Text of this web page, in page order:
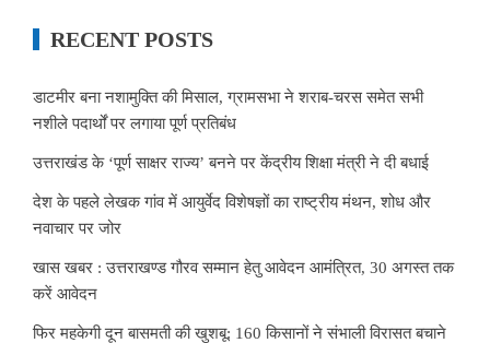
RECENT POSTS
डाटमीर बना नशामुक्ति की मिसाल, ग्रामसभा ने शराब-चरस समेत सभी
नशीले पदार्थों पर लगाया पूर्ण प्रतिबंध
उत्तराखंड के ‘पूर्ण साक्षर राज्य’ बनने पर केंद्रीय शिक्षा मंत्री ने दी बधाई
देश के पहले लेखक गांव में आयुर्वेद विशेषज्ञों का राष्ट्रीय मंथन, शोध और
नवाचार पर जोर
खास खबर : उत्तराखण्ड गौरव सम्मान हेतु आवेदन आमंत्रित, 30 अगस्त तक
करें आवेदन
फिर महकेगी दून बासमती की खुशबू: 160 किसानों ने संभाली विरासत बचाने